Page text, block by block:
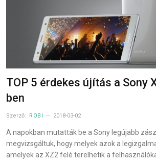
TOP 5 érdekes újítás a Sony
ben
Szerző: ROBI 2018-03-02
A napokban mutatták be a Sony legújabb
megvizsgáltuk, hogy melyek azok a
amelyek az XZ2 felé terelhetik a